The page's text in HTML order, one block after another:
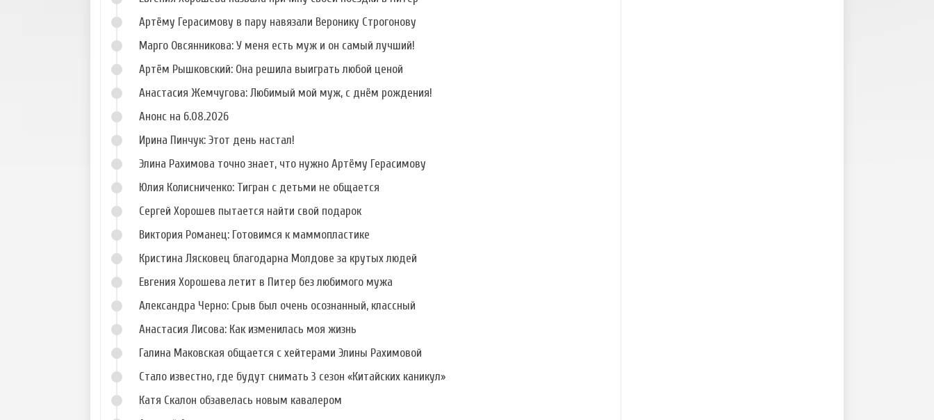
Фото Анастасии
Ворман
Фото Елизаветы
Шароха
Фото Юлии
Щаулиной
Артёму Герасимову в пару навязали Веронику Строгонову
Марго Овсянникова: У меня есть муж и он самый лучший!
Артём Рышковский: Она решила выиграть любой ценой
Анастасия Жемчугова: Любимый мой муж, с днём рождения!
Анонс на 6.08.2026
Ирина Пинчук: Этот день настал!
Элина Рахимова точно знает, что нужно Артёму Герасимову
Юлия Колисниченко: Тигран с детьми не общается
Сергей Хорошев пытается найти свой подарок
Виктория Романец: Готовимся к маммопластике
Кристина Лясковец благодарна Молдове за крутых людей
Евгения Хорошева летит в Питер без любимого мужа
Александра Черно: Срыв был очень осознанный, классный
Анастасия Лисова: Как изменилась моя жизнь
Галина Маковская общается с хейтерами Элины Рахимовой
Стало известно, где будут снимать 3 сезон «Китайских каникул»
Катя Скалон обзавелась новым кавалером